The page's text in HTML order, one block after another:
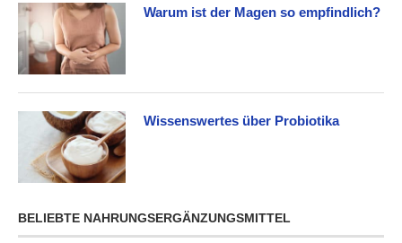
Warum ist der Magen so empfindlich?
Wissenswertes über Probiotika
BELIEBTE NAHRUNGSERGÄNZUNGSMITTEL